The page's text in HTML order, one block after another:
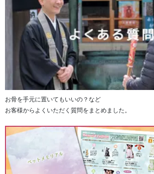
お骨を手元に置いてもいいの？など
お客様からよくいただく質問をまとめました。